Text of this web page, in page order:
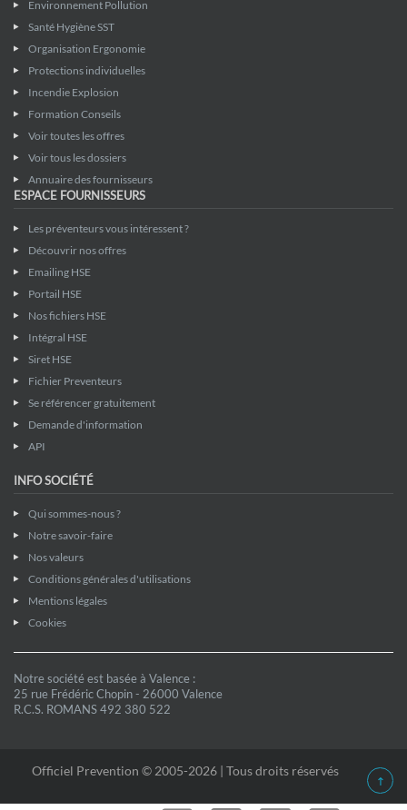
Environnement Pollution
Santé Hygiène SST
Organisation Ergonomie
Protections individuelles
Incendie Explosion
Formation Conseils
Voir toutes les offres
Voir tous les dossiers
Annuaire des fournisseurs
ESPACE FOURNISSEURS
Les préventeurs vous intéressent ?
Découvrir nos offres
Emailing HSE
Portail HSE
Nos fichiers HSE
Intégral HSE
Siret HSE
Fichier Preventeurs
Se référencer gratuitement
Demande d'information
API
INFO SOCIÉTÉ
Qui sommes-nous ?
Notre savoir-faire
Nos valeurs
Conditions générales d'utilisations
Mentions légales
Cookies
Notre société est basée à Valence :
25 rue Frédéric Chopin - 26000 Valence
R.C.S. ROMANS 492 380 522
Officiel Prevention © 2005-2026 | Tous droits réservés